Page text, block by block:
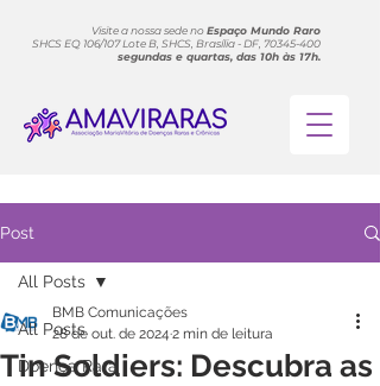
Visite a nossa sede noEspaço Mundo Raro
SHCS EQ 106/107 Lote B, SHCS, Brasília - DF, 70345-400
segundas e quartas, das 10h às 17h.
Post
All Posts
Doença Rara
All Posts
Tin Soldiers: Descubra as
BMB Comunicações
28 de out. de 2024 2 min de leitura